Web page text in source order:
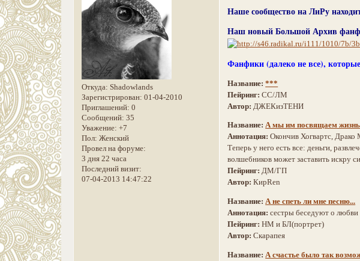
Откуда: Shadowlands
Зарегистрирован: 01-04-2010
Приглашений: 0
Сообщений: 35
Уважение: +7
Пол: Женский
Провел на форуме:
3 дня 22 часа
Последний визит:
07-04-2013 14:47:22
Наше сообщество на ЛиРу
Наш новый Большой Архив
Фанфики (далеко не все),
Название:***
Пейринг:СС/ЛМ
Автор: ДЖЕКизТЕНИ
Название:А мы им посвящаем жизнь
Аннотация:Окончив Хогвартс,
Теперь у него есть все: деньги,
волшебников может заставить искру
Пейринг:ДМ/ГП
Автор:КирRen
Название:А не спеть ли мне песню...
Аннотация:сестры беседуют о любви
Пейринг:НМ и БЛ(портрет)
Автор:Скарапея
Название:А счастье было так